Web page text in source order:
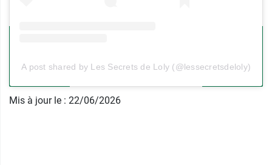
A post shared by Les Secrets de Loly (@lessecretsdeloly)
Mis à jour le : 22/06/2026